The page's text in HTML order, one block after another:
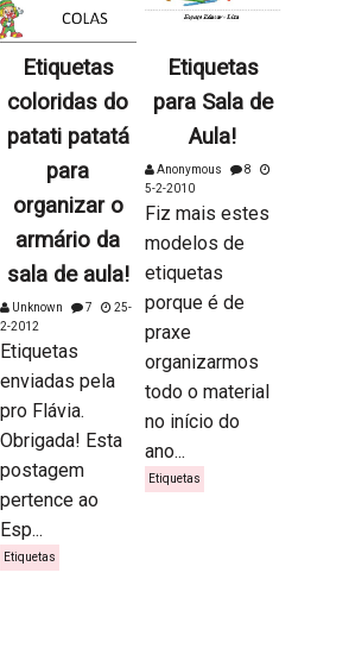
Etiquetas
coloridas do
patati patatá
para
organizar o
armário da
sala de aula!
Unknown 7
25-
2-2012
Etiquetas
enviadas pela
pro Flávia.
Obrigada! Esta
postagem
pertence ao
Esp...
Etiquetas
Etiquetas
para Sala de
Aula!
Anonymous
8
5-2-2010
Fiz mais estes
modelos de
etiquetas
porque é de
praxe
organizarmos
todo o material
no início do
ano...
Etiquetas